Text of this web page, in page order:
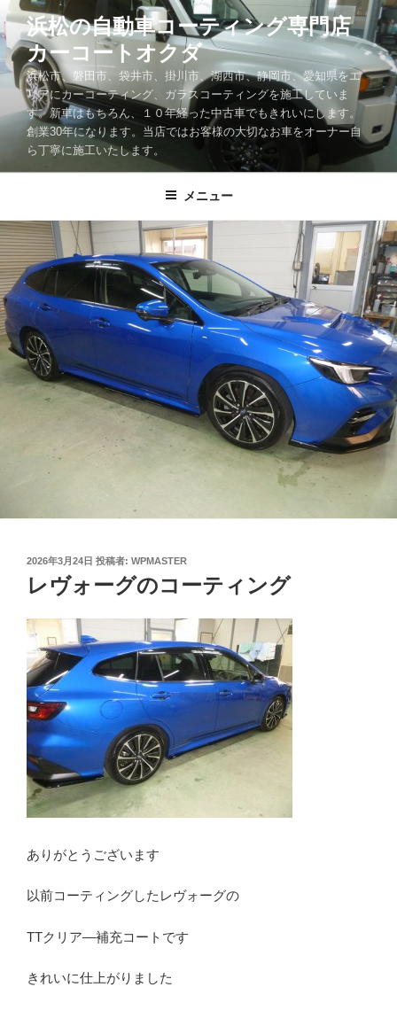
ン
テ
ン
へ
浜松の自動車コーティング専門店
カーコートオクダ
浜松市、磐田市、袋井市、掛川市、湖西市、静岡市、愛知県をエ
リアにカーコーティング、ガラスコーティングを施工していま
す。新車はもちろん、１０年経った中古車でもきれいにします。
創業30年になります。当店ではお客様の大切なお車をオーナー自
ら丁寧に施工いたします。
メニュー
投
稿
日:
2026年3月24日 投稿者: WPMASTER
レヴォーグのコーティング
ありがとうございます
以前コーティングしたレヴォーグの
TTクリア―補充コートです
きれいに仕上がりました